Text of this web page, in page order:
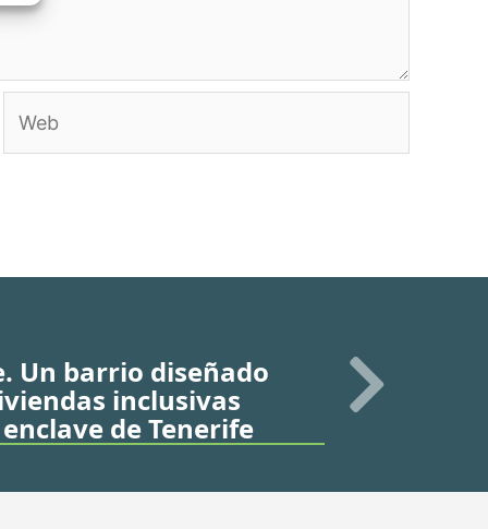
Un barrio diseñado
inclusivas
de Tenerife